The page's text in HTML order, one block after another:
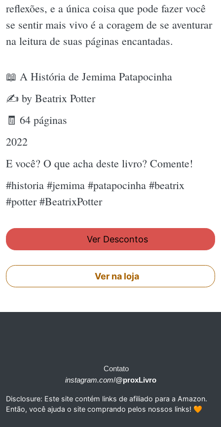
reflexões, e a única coisa que pode fazer você
se sentir mais vivo é a coragem de se aventurar
na leitura de suas páginas encantadas.
📖 A História de Jemima Patapocinha
✍ by Beatrix Potter
🧾 64 páginas
2022
E você? O que acha deste livro? Comente!
#historia #jemima #patapocinha #beatrix
#potter #BeatrixPotter
Ver Descontos
Ver na loja
Contato
instagram.com/@proxLivro
Disclosure: Este site contém links de afiliado para a Amazon.
Então, você ajuda o site comprando pelos nossos links! 🧡